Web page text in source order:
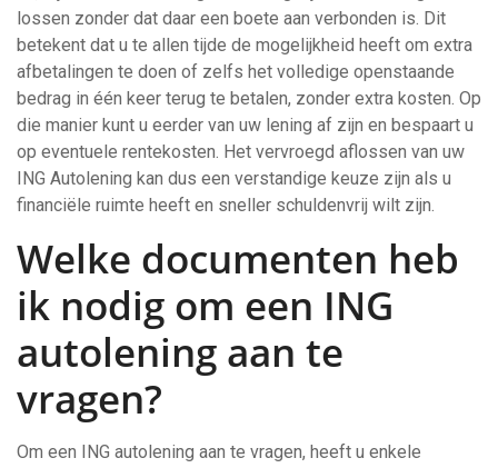
lossen zonder dat daar een boete aan verbonden is. Dit
betekent dat u te allen tijde de mogelijkheid heeft om extra
afbetalingen te doen of zelfs het volledige openstaande
bedrag in één keer terug te betalen, zonder extra kosten. Op
die manier kunt u eerder van uw lening af zijn en bespaart u
op eventuele rentekosten. Het vervroegd aflossen van uw
ING Autolening kan dus een verstandige keuze zijn als u
financiële ruimte heeft en sneller schuldenvrij wilt zijn.
Welke documenten heb
ik nodig om een ING
autolening aan te
vragen?
Om een ING autolening aan te vragen, heeft u enkele